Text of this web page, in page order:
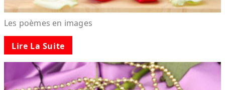
Les poèmes en images
Lire La Suite